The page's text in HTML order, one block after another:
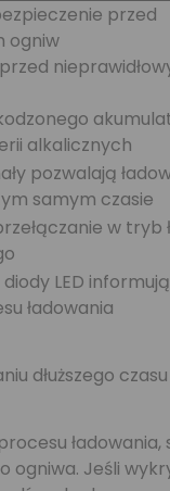
przed
ogniw
alkalicznych
pozwalają
samym czasie
w tryb
LED
ładowania
dłuższego
ogniwa. Jeśli